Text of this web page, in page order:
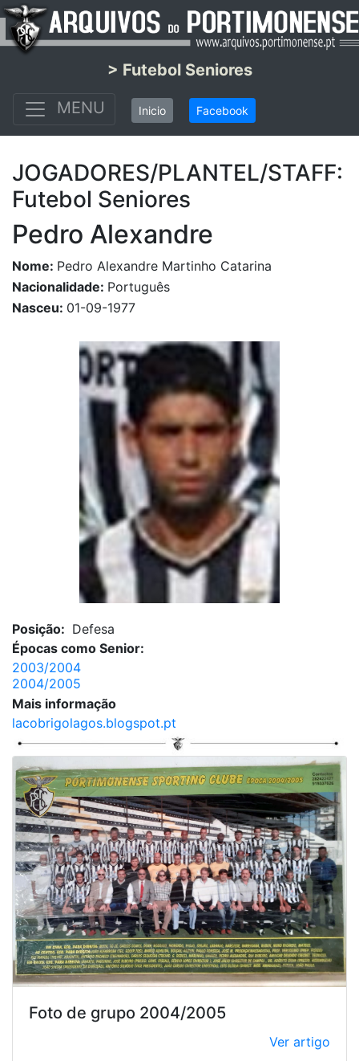
> Futebol Seniores
MENU
Inicio Facebook
JOGADORES/PLANTEL/STAFF:
Futebol Seniores
Pedro Alexandre
Nome: Pedro Alexandre Martinho Catarina
Nacionalidade: Português
Nasceu: 01-09-1977
Posição: Defesa
Épocas como Senior:
2003/2004
2004/2005
Mais informação
lacobrigolagos.blogspot.pt
Foto de grupo 2004/2005
Ver artigo